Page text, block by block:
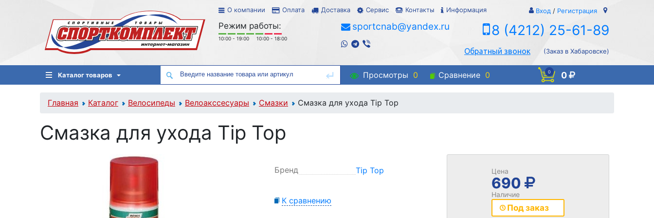
О компании Оплата Доставка Сервис Контакты Информация Вход / Регистрация
Режим работы:
10:00 - 19:00 10:00 - 18:00
sportcnab@yandex.ru 8 (4212) 25-61-89
Обратный звонок (Заказ в Хабаровске)
Каталог товаров Просмотры 0 Сравнение 0 0 0
Главная Каталог Велосипеды Велоакссесуары Смазки Смазка для ухода Tip Top
Смазка для ухода Tip Top
Бренд Tip Top
К сравнению
Цена
690
Наличие
Под заказ